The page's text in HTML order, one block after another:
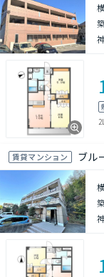
賃貸マンション ブル